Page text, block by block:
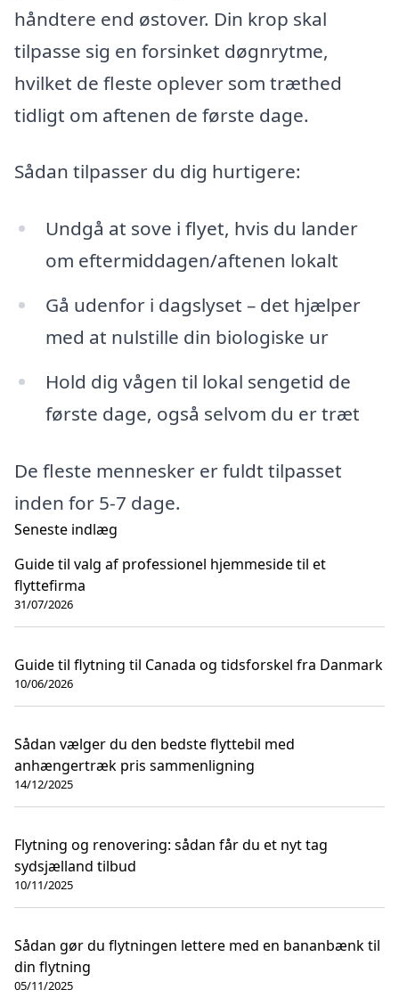
håndtere end østover. Din krop skal
tilpasse sig en forsinket døgnrytme,
hvilket de fleste oplever som træthed
tidligt om aftenen de første dage.
Sådan tilpasser du dig hurtigere:
Undgå at sove i flyet, hvis du lander
om eftermiddagen/aftenen lokalt
Gå udenfor i dagslyset – det hjælper
med at nulstille din biologiske ur
Hold dig vågen til lokal sengetid de
første dage, også selvom du er træt
De fleste mennesker er fuldt tilpasset
inden for 5-7 dage.
Seneste indlæg
Guide til valg af professionel hjemmeside til et
flyttefirma
31/07/2026
Guide til flytning til Canada og tidsforskel fra Danmark
10/06/2026
Sådan vælger du den bedste flyttebil med
anhængertræk pris sammenligning
14/12/2025
Flytning og renovering: sådan får du et nyt tag
sydsjælland tilbud
10/11/2025
Sådan gør du flytningen lettere med en bananbænk til
din flytning
05/11/2025